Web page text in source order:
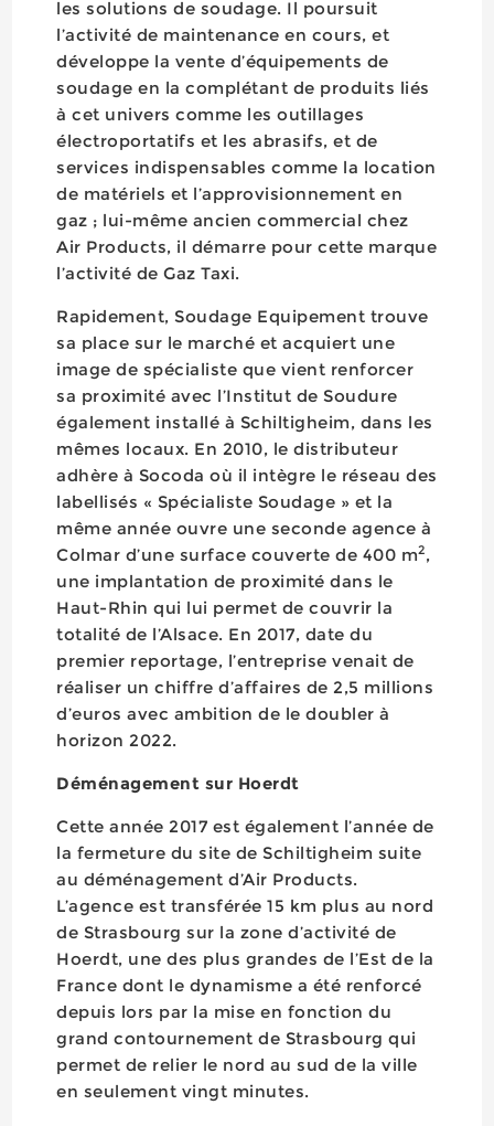
les solutions de soudage. Il poursuit
l’activité de maintenance en cours, et
développe la vente d’équipements de
soudage en la complétant de produits liés
à cet univers comme les outillages
électroportatifs et les abrasifs, et de
services indispensables comme la location
de matériels et l’approvisionnement en
gaz ; lui-même ancien commercial chez
Air Products, il démarre pour cette marque
l’activité de Gaz Taxi.
Rapidement, Soudage Equipement trouve
sa place sur le marché et acquiert une
image de spécialiste que vient renforcer
sa proximité avec l’Institut de Soudure
également installé à Schiltigheim, dans les
mêmes locaux. En 2010, le distributeur
adhère à Socoda où il intègre le réseau des
labellisés « Spécialiste Soudage » et la
même année ouvre une seconde agence à
Colmar d’une surface couverte de 400 m2,
une implantation de proximité dans le
Haut-Rhin qui lui permet de couvrir la
totalité de l’Alsace. En 2017, date du
premier reportage, l’entreprise venait de
réaliser un chiffre d’affaires de 2,5 millions
d’euros avec ambition de le doubler à
horizon 2022.
Déménagement sur Hoerdt
Cette année 2017 est également l’année de
la fermeture du site de Schiltigheim suite
au déménagement d’Air Products.
L’agence est transférée 15 km plus au nord
de Strasbourg sur la zone d’activité de
Hoerdt, une des plus grandes de l’Est de la
France dont le dynamisme a été renforcé
depuis lors par la mise en fonction du
grand contournement de Strasbourg qui
permet de relier le nord au sud de la ville
en seulement vingt minutes.